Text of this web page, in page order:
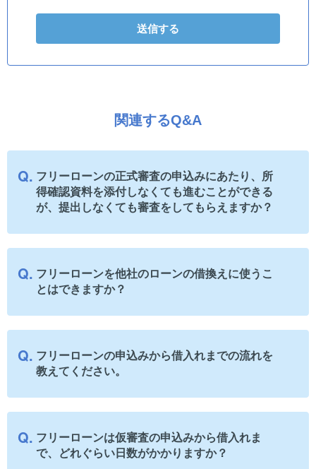
関連するQ&A
フリーローンの正式審査の申込みにあたり、所
得確認資料を添付しなくても進むことができる
が、提出しなくても審査をしてもらえますか？
フリーローンを他社のローンの借換えに使うこ
とはできますか？
フリーローンの申込みから借入れまでの流れを
教えてください。
フリーローンは仮審査の申込みから借入れま
で、どれぐらい日数がかかりますか？